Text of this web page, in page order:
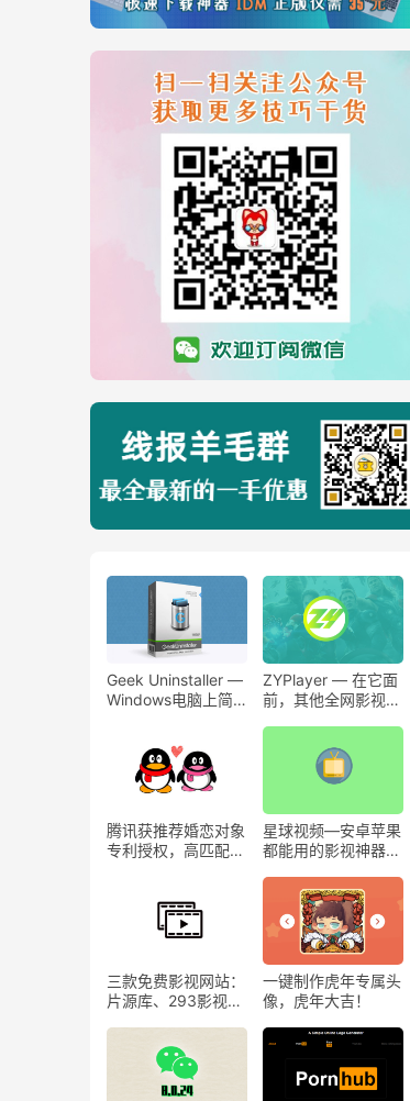
Geek Uninstaller —
Windows电脑上简
ZYPlayer — 在它面
前，其他全网影视播
腾讯获推荐婚恋对象
专利授权，高匹配度
星球视频—安卓苹果
都能用的影视神器！
三款免费影视网站：
片源库、293影视、
一键制作虎年专属头
像，虎年大吉！